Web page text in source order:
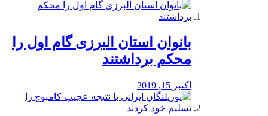
بانوان استان البرزی گام اول را
محكم برداشتند
اکتبر 15, 2019